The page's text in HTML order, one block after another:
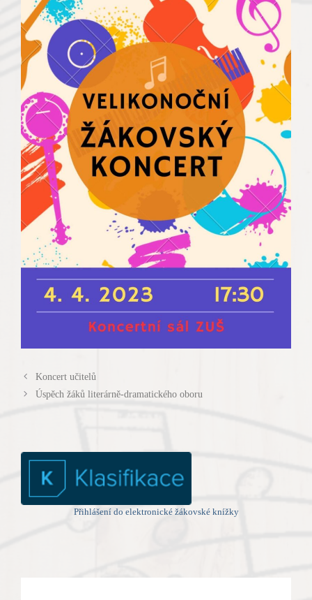
Koncert učitelů
Úspěch žáků literárně-dramatického oboru
Přihlášení do elektronické žákovské knížky